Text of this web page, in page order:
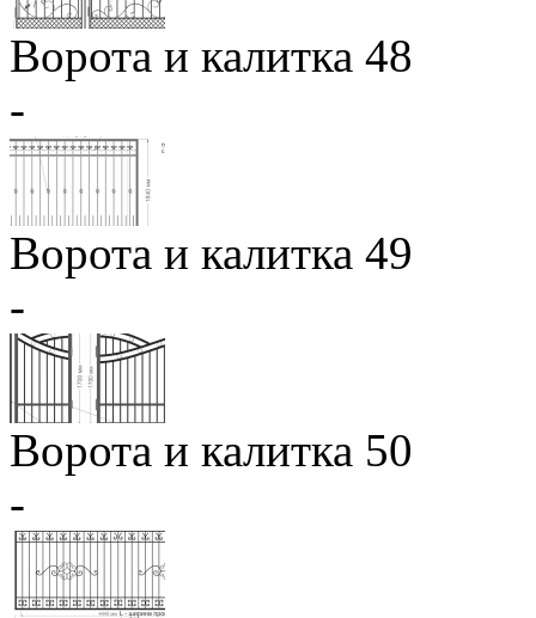
Ворота и калитка 48
-
Ворота и калитка 49
-
Ворота и калитка 50
-